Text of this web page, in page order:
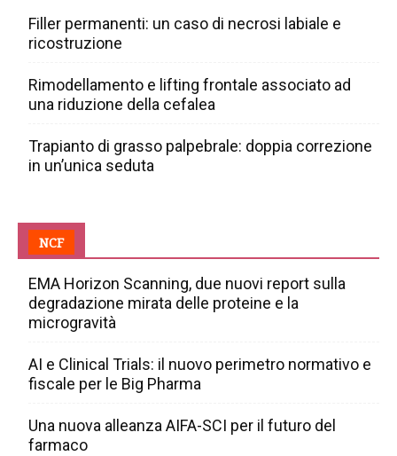
Filler permanenti: un caso di necrosi labiale e
ricostruzione
Rimodellamento e lifting frontale associato ad
una riduzione della cefalea
Trapianto di grasso palpebrale: doppia correzione
in un’unica seduta
NCF
EMA Horizon Scanning, due nuovi report sulla
degradazione mirata delle proteine e la
microgravità
AI e Clinical Trials: il nuovo perimetro normativo e
fiscale per le Big Pharma
Una nuova alleanza AIFA-SCI per il futuro del
farmaco